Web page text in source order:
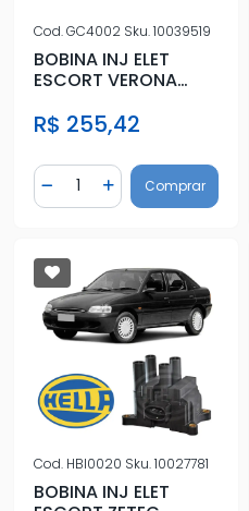
Cod.GC4002 Sku.10039519
BOBINA INJ ELET
ESCORT VERONA
(6 PINOS)
R$ 255,42
Diminuir Quantidade
Quantidade
Adicionar Quantidade
Comprar
Cod. HBI0020 Sku.10027781
BOBINA INJ ELET